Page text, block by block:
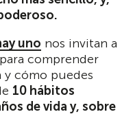
uno nos invitan a
comprender
cómo puedes
10 hábitos
de vida y, sobre